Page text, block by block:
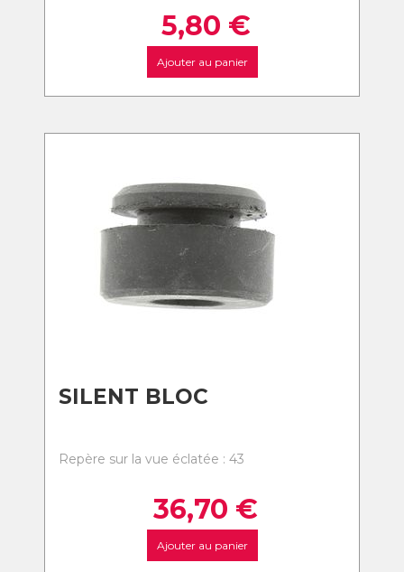
5,80 €
Ajouter au panier
SILENT BLOC
Repère sur la vue éclatée : 43
36,70 €
Ajouter au panier